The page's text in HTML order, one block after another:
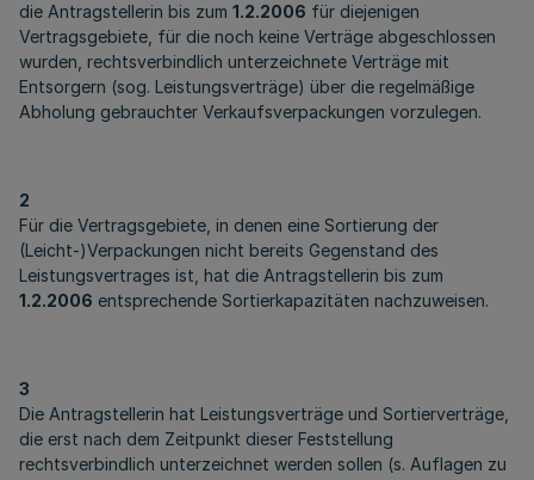
die Antragstellerin bis zum 1.2.2006 für diejenigen
Vertragsgebiete, für die noch keine Verträge abgeschlossen
wurden, rechtsverbindlich unterzeichnete Verträge mit
Entsorgern (sog. Leistungsverträge) über die regelmäßige
Abholung gebrauchter Verkaufsverpackungen vorzulegen.
2
Für die Vertragsgebiete, in denen eine Sortierung der
(Leicht-)Verpackungen nicht bereits Gegenstand des
Leistungsvertrages ist, hat die Antragstellerin bis zum
1.2.2006 entsprechende Sortierkapazitäten nachzuweisen.
3
Die Antragstellerin hat Leistungsverträge und Sortierverträge,
die erst nach dem Zeitpunkt dieser Feststellung
rechtsverbindlich unterzeichnet werden sollen (s. Auflagen zu